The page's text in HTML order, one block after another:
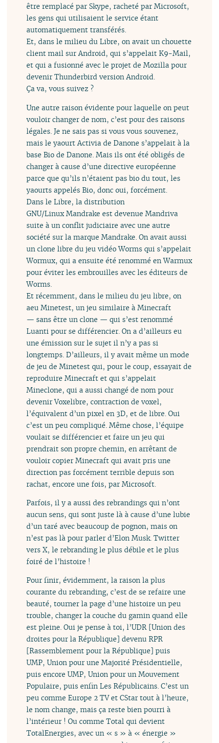
être remplacé par Skype, racheté par Microsoft,
les gens qui utilisaient le service étant
automatiquement transférés.
Et, dans le milieu du Libre, on avait un chouette
client mail sur Android, qui s’appelait K9-Mail,
et qui a fusionné avec le projet de Mozilla pour
devenir Thunderbird version Android.
Ça va, vous suivez ?
Une autre raison évidente pour laquelle on peut
vouloir changer de nom, c’est pour des raisons
légales. Je ne sais pas si vous vous souvenez,
mais le yaourt Activia de Danone s’appelait à la
base Bio de Danone. Mais ils ont été obligés de
changer à cause d’une directive européenne
parce que qu’ils n’étaient pas bio du tout, les
yaourts appelés Bio, donc oui, forcément.
Dans le Libre, la distribution
GNU/Linux Mandrake est devenue Mandriva
suite à un conflit judiciaire avec une autre
société sur la marque Mandrake. On avait aussi
un clone libre du jeu vidéo Worms qui s’appelait
Wormux, qui a ensuite été renommé en Warmux
pour éviter les embrouilles avec les éditeurs de
Worms.
Et récemment, dans le milieu du jeu libre, on
aeu Minetest, un jeu similaire à Minecraft
— sans être un clone — qui s’est renommé
Luanti pour se différencier. On a d’ailleurs eu
une émission sur le sujet il n’y a pas si
longtemps. D’ailleurs, il y avait même un mode
de jeu de Minetest qui, pour le coup, essayait de
reproduire Minecraft et qui s’appelait
Mineclone, qui a aussi changé de nom pour
devenir Voxelibre, contraction de voxel,
l’équivalent d’un pixel en 3D, et de libre. Oui
c’est un peu compliqué. Même chose, l’équipe
voulait se différencier et faire un jeu qui
prendrait son propre chemin, en arrêtant de
vouloir copier Minecraft qui avait pris une
direction pas forcément terrible depuis son
rachat, encore une fois, par Microsoft.
Parfois, il y a aussi des rebrandings qui n’ont
aucun sens, qui sont juste là à cause d’une lubie
d’un taré avec beaucoup de pognon, mais on
n’est pas là pour parler d’Elon Musk. Twitter
vers X, le rebranding le plus débile et le plus
foiré de l’histoire !
Pour finir, évidemment, la raison la plus
courante du rebranding, c’est de se refaire une
beauté, tourner la page d’une histoire un peu
trouble, changer la couche du gamin quand elle
est pleine. Oui je pense à toi, l’UDR [Union des
droites pour la République] devenu RPR
[Rassemblement pour la République] puis
UMP, Union pour une Majorité Présidentielle,
puis encore UMP, Union pour un Mouvement
Populaire, puis enfin Les Républicains. C’est un
peu comme Europe 2 TV et CStar tout à l’heure,
le nom change, mais ça reste bien pourri à
l’intérieur ! Ou comme Total qui devient
TotalEnergies, avec un « s » à « énergie »